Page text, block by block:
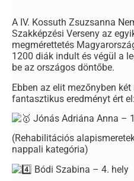
A IV. Kossuth Zsuzsanna
Szakképzési Verseny az
megmérettetés
1200 diák indult és végül a
be az országos döntőbe.
Ebben az elit mezőnyben
fantasztikus eredményt ért el:
Jónás Adriána Anna –
(Rehabilitációs
nappali kategória)
Bódi Szabina – 4. hely